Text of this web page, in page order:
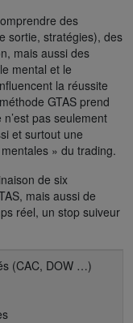
des
sortie, stratégies), des
mais aussi des
mental et le
la réussite
GTAS prend
pas seulement
et surtout une
» du trading.
de six
mais aussi de
réel, un stop suiveur
(CAC, DOW …)